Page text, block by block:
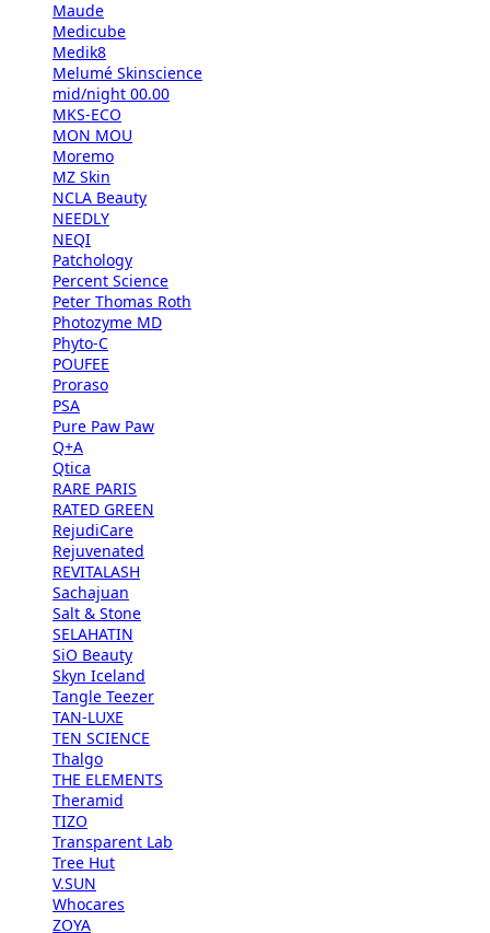
Maude
Medicube
Medik8
Melumé Skinscience
mid/night 00.00
MKS-ECO
MON MOU
Moremo
MZ Skin
NCLA Beauty
NEEDLY
NEQI
Patchology
Percent Science
Peter Thomas Roth
Photozyme MD
Phyto-C
POUFEE
Proraso
PSA
Pure Paw Paw
Q+A
Qtica
RARE PARIS
RATED GREEN
RejudiCare
Rejuvenated
REVITALASH
Sachajuan
Salt & Stone
SELAHATIN
SiO Beauty
Skyn Iceland
Tangle Teezer
TAN-LUXE
TEN SCIENCE
Thalgo
THE ELEMENTS
Theramid
TIZO
Transparent Lab
Tree Hut
V.SUN
Whocares
ZOYA